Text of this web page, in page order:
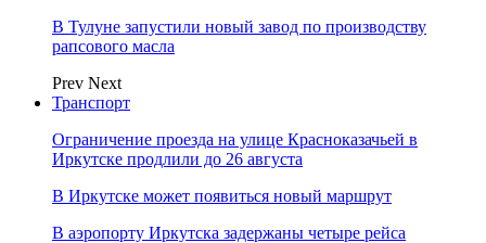
В Тулуне запустили новый завод по производству
рапсового масла
Prev Next
Транспорт
Ограничение проезда на улице Красноказачьей в
Иркутске продлили до 26 августа
В Иркутске может появиться новый маршрут
В аэропорту Иркутска задержаны четыре рейса